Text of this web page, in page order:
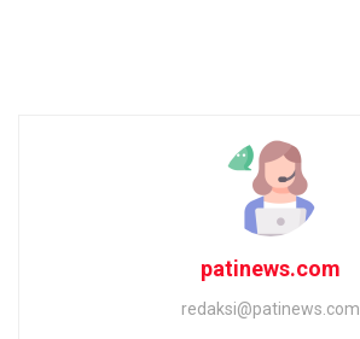
patinews.com
redaksi@patinews.com